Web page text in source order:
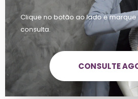
Clique no botão ao lado e
consulta.
CONSULTE